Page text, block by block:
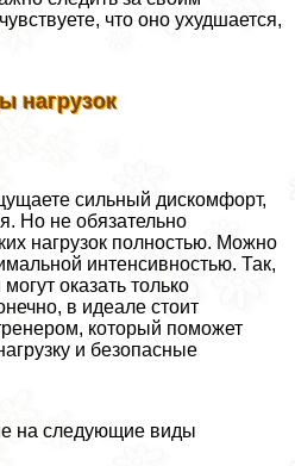
что оно ухудшается,
нагрузок
сильный дискомфорт,
Но не обязательно
нагрузок полностью. Можно
интенсивностью. Так,
оказать только
в идеале стоит
который поможет
и безопасные
на следующие виды